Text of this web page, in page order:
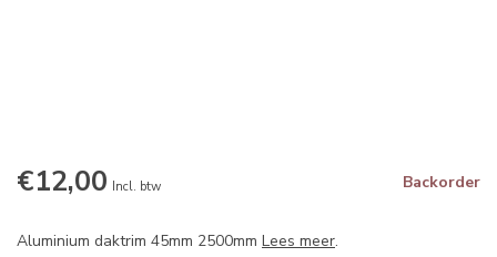
€12,00 Incl. btw Backorder
Aluminium daktrim 45mm 2500mm Lees meer.